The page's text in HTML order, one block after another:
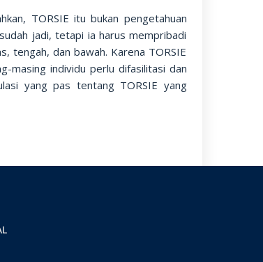
TORSIE itu bukan pengetahuan
jadi, tetapi ia harus mempribadi
tengah, dan bawah. Karena TORSIE
masing individu perlu difasilitasi dan
yang pas tentang TORSIE yang